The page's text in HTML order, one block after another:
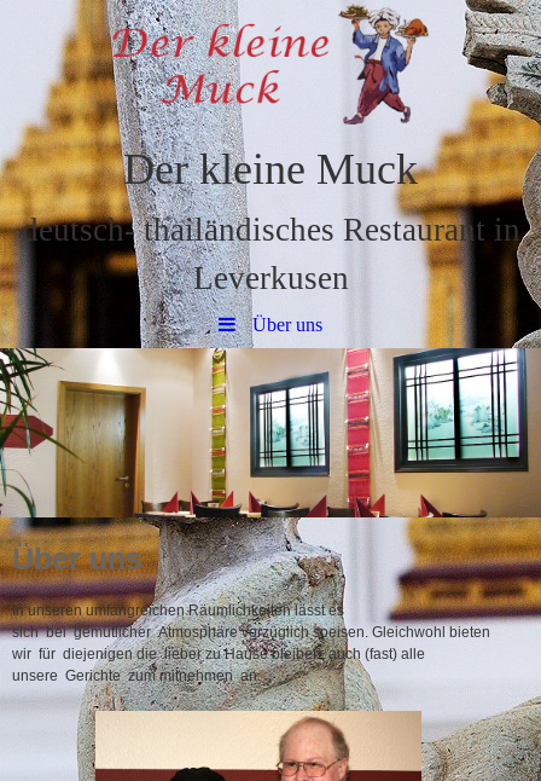
Der kleine Muck
deutsch- thailändisches Restaurant in
Leverkusen
Über uns
Über uns
In unseren umfangreichen Räumlichkeiten lässt es
sich bei gemütlicher Atmosphäre vorzüglich speisen. Gleichwohl bieten
wir für diejenigen die lieber zu Hause bleiben, auch (fast) alle
unsere Gerichte zum mitnehmen an.